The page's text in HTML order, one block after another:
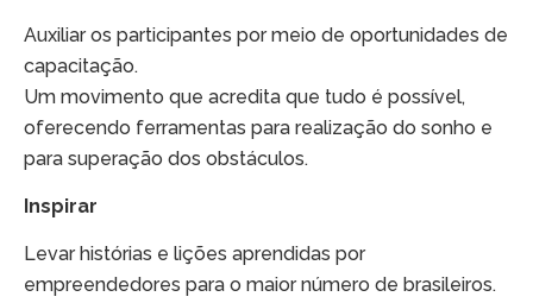
Auxiliar os participantes por meio de oportunidades de
capacitação.
Um movimento que acredita que tudo é possível,
oferecendo ferramentas para realização do sonho e
para superação dos obstáculos.
Inspirar
Levar histórias e lições aprendidas por
empreendedores para o maior número de brasileiros.